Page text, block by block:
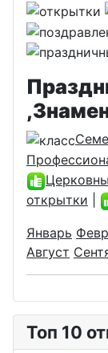
открытки
Январь
Август
Топ 10